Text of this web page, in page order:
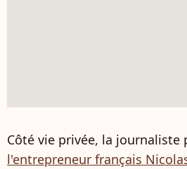
Côté vie privée, la journaliste
l'entrepreneur français